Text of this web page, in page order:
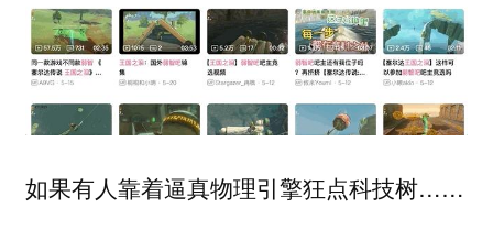
如果有人靠着逼真物理引擎狂点科技树……